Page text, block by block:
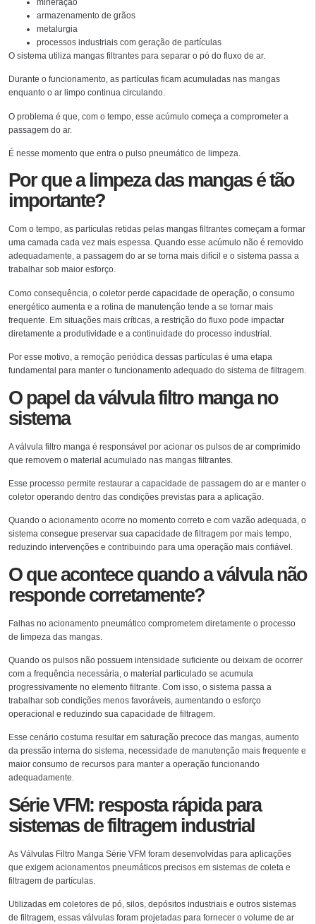
armazenamento de grãos
metalurgia
processos industriais com geração de partículas
O sistema utiliza mangas filtrantes para separar o pó do fluxo de ar.
Durante o funcionamento, as partículas ficam acumuladas nas mangas
enquanto o ar limpo continua circulando.
O problema é que, com o tempo, esse acúmulo começa a comprometer a
passagem do ar.
É nesse momento que entra o pulso pneumático de limpeza.
Por que a limpeza das mangas é tão
importante?
Com o tempo, as partículas retidas pelas mangas filtrantes começam a formar
uma camada cada vez mais espessa. Quando esse acúmulo não é removido
adequadamente, a passagem do ar se torna mais difícil e o sistema passa a
trabalhar sob maior esforço.
Como consequência, o coletor perde capacidade de operação, o consumo
energético aumenta e a rotina de manutenção tende a se tornar mais
frequente. Em situações mais críticas, a restrição do fluxo pode impactar
diretamente a produtividade e a continuidade do processo industrial.
Por esse motivo, a remoção periódica dessas partículas é uma etapa
fundamental para manter o funcionamento adequado do sistema de filtragem.
O papel da válvula filtro manga no
sistema
A válvula filtro manga é responsável por acionar os pulsos de ar comprimido
que removem o material acumulado nas mangas filtrantes.
Esse processo permite restaurar a capacidade de passagem do ar e manter o
coletor operando dentro das condições previstas para a aplicação.
Quando o acionamento ocorre no momento correto e com vazão adequada, o
sistema consegue preservar sua capacidade de filtragem por mais tempo,
reduzindo intervenções e contribuindo para uma operação mais confiável.
O que acontece quando a válvula não
responde corretamente?
Falhas no acionamento pneumático comprometem diretamente o processo
de limpeza das mangas.
Quando os pulsos não possuem intensidade suficiente ou deixam de ocorrer
com a frequência necessária, o material particulado se acumula
progressivamente no elemento filtrante. Com isso, o sistema passa a
trabalhar sob condições menos favoráveis, aumentando o esforço
operacional e reduzindo sua capacidade de filtragem.
Esse cenário costuma resultar em saturação precoce das mangas, aumento
da pressão interna do sistema, necessidade de manutenção mais frequente e
maior consumo de recursos para manter a operação funcionando
adequadamente.
Série VFM: resposta rápida para
sistemas de filtragem industrial
As Válvulas Filtro Manga Série VFM foram desenvolvidas para aplicações
que exigem acionamentos pneumáticos precisos em sistemas de coleta e
filtragem de partículas.
Utilizadas em coletores de pó, silos, depósitos industriais e outros sistemas
de filtragem, essas válvulas foram projetadas para fornecer o volume de ar